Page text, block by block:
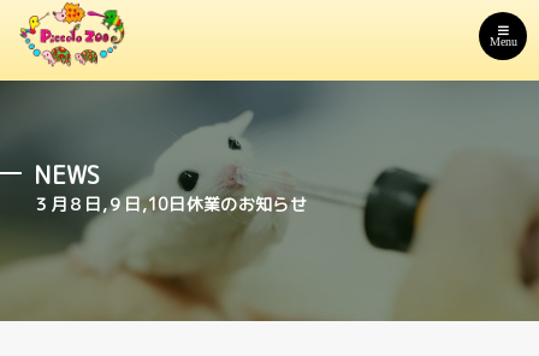
Menu
３月８日,９日,10日休業のお知らせ
NEWS